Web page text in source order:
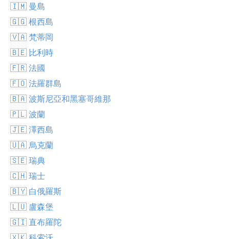
🇮🇲 曼島
🇬🇬 根西島
🇻🇦 梵蒂岡
🇧🇪 比利時
🇫🇷 法國
🇫🇴 法羅群島
🇧🇦 波斯尼亞和黑塞哥維那
🇵🇱 波蘭
🇯🇪 澤西島
🇺🇦 烏克蘭
🇸🇪 瑞典
🇨🇭 瑞士
🇧🇾 白俄羅斯
🇱🇺 盧森堡
🇬🇮 直布羅陀